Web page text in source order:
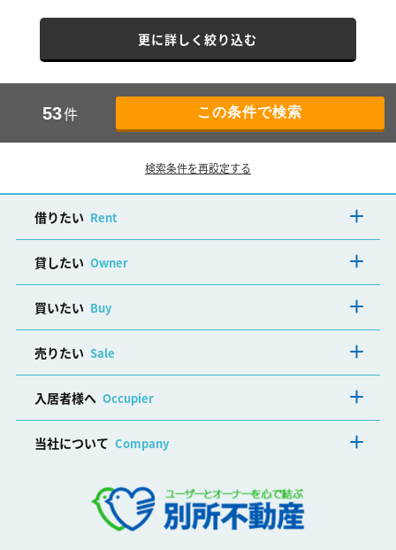
更に詳しく絞り込む
53件
検索条件を再設定する
借りたい Rent
貸したい Owner
買いたい Buy
売りたい Sale
入居者様へ Occupier
当社について Company